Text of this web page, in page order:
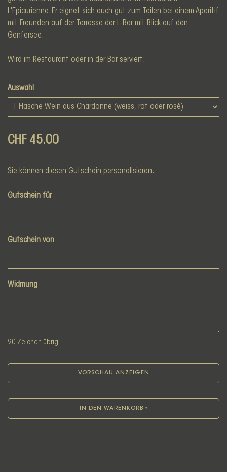
L'Epicurienne. Er eignet sich auch gut zum Teilen bei einem Aperitif
mit Freunden auf der Terrasse der L-Bar mit Blick auf den
Genfersee.
Wird im Restaurant oder in der Bar serviert.
Auswahl
CHF 45.00
Sie können diesen Gutschein personalisieren.
Gutschein für
Gutschein von
Widmung
90 Zeichen übrig
VORSCHAU ANZEIGEN
IN DEN WARENKORB »